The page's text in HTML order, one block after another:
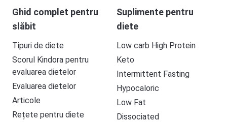
Ghid complet pentru
slăbit
Tipuri de diete
Scorul Kindora pentru
evaluarea dietelor
Evaluarea dietelor
Articole
Rețete pentru diete
Suplimente pentru
diete
Low carb High Protein
Keto
Intermittent Fasting
Hypocaloric
Low Fat
Dissociated